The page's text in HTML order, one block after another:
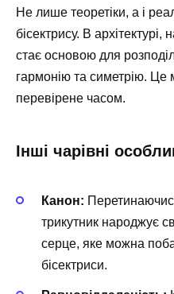
Не лише теоретіки, а і
бісектрису. В архітектурі,
стає основою для
гармонію та симетрію. Це
перевірене часом.
Інші чарівні
Канон:
трикутник народжує
серце, яке можна
бісектриси.